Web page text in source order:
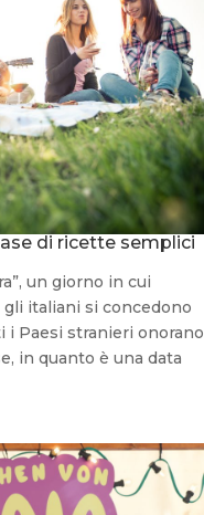
di ricette semplici
un giorno in cui
italiani si concedono
i Paesi stranieri onorano
in quanto è una data